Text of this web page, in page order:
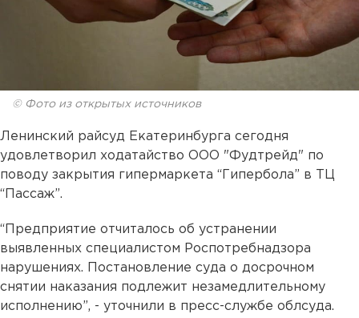
© Фото из открытых источников
Ленинский райсуд Екатеринбурга сегодня
удовлетворил ходатайство ООО "Фудтрейд" по
поводу закрытия гипермаркета “Гипербола” в ТЦ
“Пассаж”.
“Предприятие отчиталось об устранении
выявленных специалистом Роспотребнадзора
нарушениях. Постановление суда о досрочном
снятии наказания подлежит незамедлительному
исполнению”, - уточнили в пресс-службе облсуда.